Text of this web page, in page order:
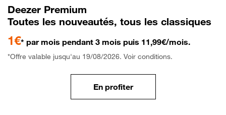
Deezer Premium
Toutes les nouveautés, tous les classiques
1€* par mois pendant 3 mois puis 11,99€/mois.
*Offre valable jusqu'au 19/08/2026. Voir conditions.
En profiter